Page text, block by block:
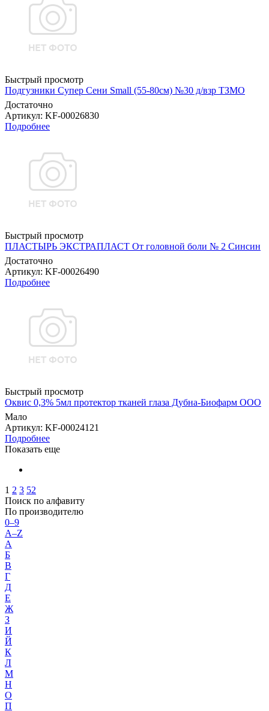
Быстрый просмотр
Подгузники Супер Сени Small (55-80см) №30 д/взр ТЗМО
Достаточно
Артикул: KF-00026830
Подробнее
Быстрый просмотр
ПЛАСТЫРЬ ЭКСТРАПЛАСТ От головной боли № 2 Синсин
Достаточно
Артикул: KF-00026490
Подробнее
Быстрый просмотр
Оквис 0,3% 5мл протектор тканей глаза Дубна-Биофарм ООО
Мало
Артикул: KF-00024121
Подробнее
Показать еще
1 2 3 52
Поиск по алфавиту
По производителю
0–9
A–Z
А
Б
В
Г
Д
Е
Ж
З
И
Й
К
Л
М
Н
О
П